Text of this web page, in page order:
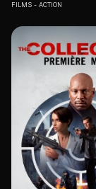
FILMS ACTION